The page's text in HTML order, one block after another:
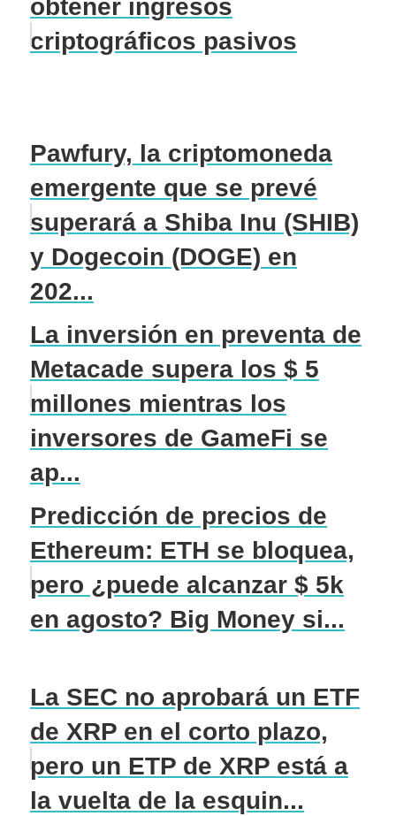
obtener ingresos
criptográficos pasivos
Pawfury, la criptomoneda
emergente que se prevé
superará a Shiba Inu (SHIB)
y Dogecoin (DOGE) en
202...
La inversión en preventa de
Metacade supera los $ 5
millones mientras los
inversores de GameFi se
ap...
Predicción de precios de
Ethereum: ETH se bloquea,
pero ¿puede alcanzar $ 5k
en agosto? Big Money si...
La SEC no aprobará un ETF
de XRP en el corto plazo,
pero un ETP de XRP está a
la vuelta de la esquin...